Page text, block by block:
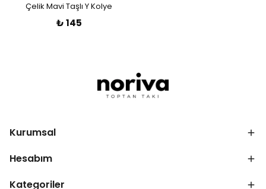
Çelik Mavi Taşlı Y Kolye
₺ 145
Kurumsal
Hesabım
Kategoriler